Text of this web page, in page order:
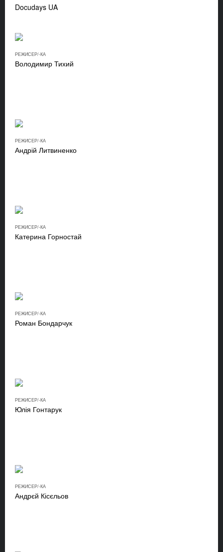
Docudays UA
РЕЖИСЕР/-КА
Володимир Тихий
РЕЖИСЕР/-КА
Андрій Литвиненко
РЕЖИСЕР/-КА
Катерина Горностай
РЕЖИСЕР/-КА
Роман Бондарчук
РЕЖИСЕР/-КА
Юлія Гонтарук
РЕЖИСЕР/-КА
Андрєй Кісєльов